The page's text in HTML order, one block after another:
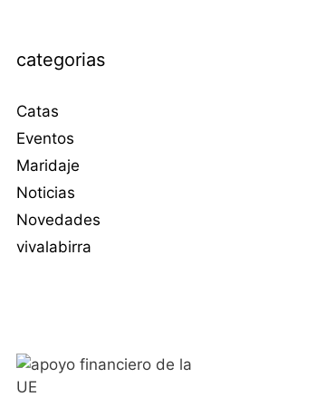
categorias
Catas
Eventos
Maridaje
Noticias
Novedades
vivalabirra